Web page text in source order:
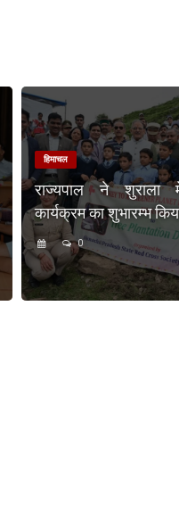
हिमाचल
राज्यपाल ने शुराला
कार्यक्रम का शुभारम्भ
0